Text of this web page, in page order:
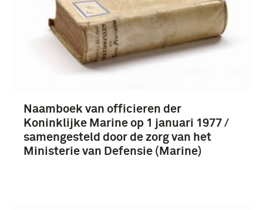
Naamboek van officieren der
Koninklijke Marine op 1 januari 1977 /
samengesteld door de zorg van het
Ministerie van Defensie (Marine)